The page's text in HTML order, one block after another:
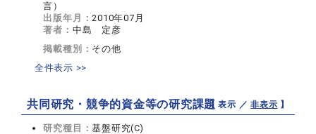
言）
出版年月：2010年07月
著者： 中島 定彦
掲載種別： その他
全件表示 >>
共同研究・競争的資金等の研究課題【 表示 ／非表示 】
研究種目：基盤研究(C)